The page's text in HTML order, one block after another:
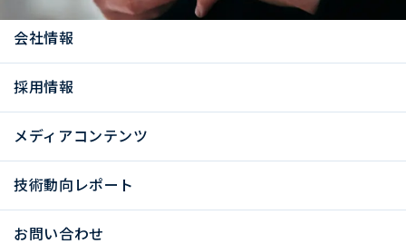
会社情報
採用情報
メディアコンテンツ
技術動向レポート
お問い合わせ